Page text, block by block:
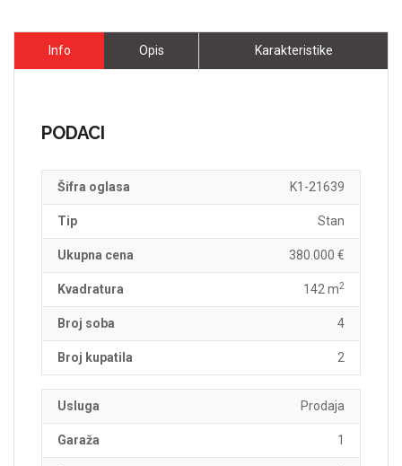
Info Opis Karakteristike
PODACI
Šifra oglasa K1-21639
Tip Stan
Ukupna cena 380.000 €
Kvadratura 142 m2
Broj soba 4
Broj kupatila 2
Usluga Prodaja
Garaža 1